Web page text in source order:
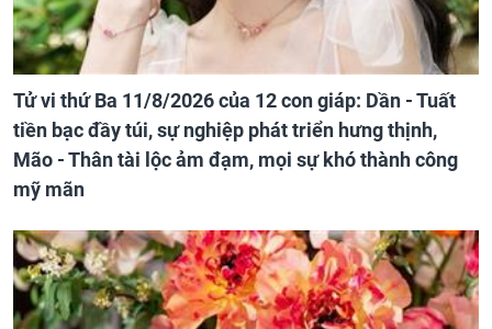
Tử vi thứ Ba 11/8/2026 của 12 con giáp: Dần - Tuất
tiền bạc đầy túi, sự nghiệp phát triển hưng thịnh,
Mão - Thân tài lộc ảm đạm, mọi sự khó thành công
mỹ mãn